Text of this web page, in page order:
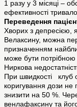
1 разу у 3 місяці –
ефективності
Переведення
Хворих з депресією,
Велаксину, можна
призначенням
може бути потрібною
Ниркова
При швидкості клуб
коригування дози
знизити на 50 %.
венлафаксину та